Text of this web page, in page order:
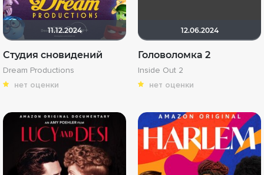
11.12.2024
Студия сновидений
Dream Productions
нет оценки
12.06.2024
Головоломка 2
Inside Out 2
нет оценки